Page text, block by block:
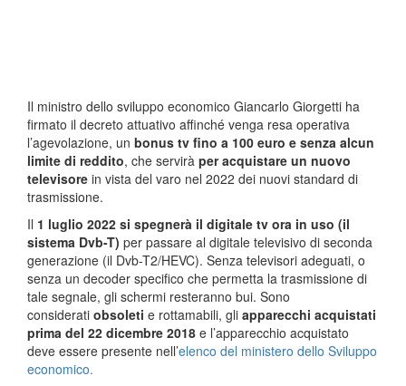
Il ministro dello sviluppo economico Giancarlo Giorgetti ha
firmato il decreto attuativo affinché venga resa operativa
l’agevolazione, un bonus tv fino a 100 euro e senza alcun
limite di reddito, che servirà per acquistare un nuovo
televisore in vista del varo nel 2022 dei nuovi standard di
trasmissione.
Il 1 luglio 2022 si spegnerà il digitale tv ora in uso (il
sistema Dvb-T) per passare al digitale televisivo di seconda
generazione (il Dvb-T2/HEVC). Senza televisori adeguati, o
senza un decoder specifico che permetta la trasmissione di
tale segnale, gli schermi resteranno bui. Sono
considerati obsoleti e rottamabili, gli apparecchi acquistati
prima del 22 dicembre 2018 e l’apparecchio acquistato
deve essere presente nell’elenco del ministero dello Sviluppo
economico.